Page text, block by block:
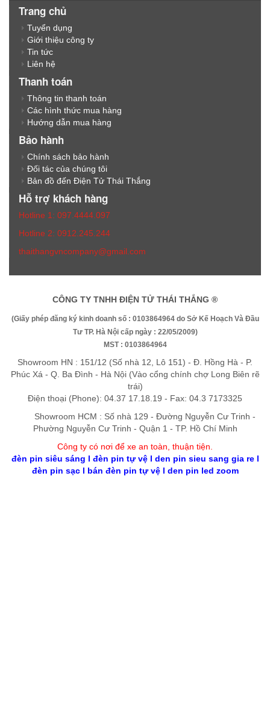
Trang chủ
Tuyển dụng
Giới thiệu công ty
Tin tức
Liên hệ
Thanh toán
Thông tin thanh toán
Các hình thức mua hàng
Hướng dẫn mua hàng
Bảo hành
Chính sách bảo hành
Đối tác của chúng tôi
Bản đồ đến Điện Tử Thái Thắng
Hỗ trợ khách hàng
Hotline 1: 097.4444.097
Hotline 2: 0912.245.244
thaithangvncompany@gmail.com
CÔNG TY TNHH ĐIỆN TỬ THÁI THẮNG ®
(Giấy phép đăng ký kinh doanh số : 0103864964 do Sở Kế Hoạch Và Đầu
Tư TP. Hà Nội cấp ngày : 22/05/2009)
MST : 0103864964
Showroom HN : 151/12 (Số nhà 12, Lô 151) - Đ. Hồng Hà - P.
Phúc Xá - Q. Ba Đình - Hà Nội (Vào cổng chính chợ Long Biên rẽ
trái)
Điện thoại (Phone): 04.37 17.18.19 - Fax: 04.3 7173325
Showroom HCM : Số nhà 129 - Đường Nguyễn Cư Trinh -
Phường Nguyễn Cư Trinh - Quận 1 - TP. Hồ Chí Minh
Công ty có nơi để xe an toàn, thuận tiện
đèn pin siêu sáng l đèn pin tự vệl den pin sieu sang gia rel
đèn pin sạcl bán đèn pin tự vệl den pin led zoom